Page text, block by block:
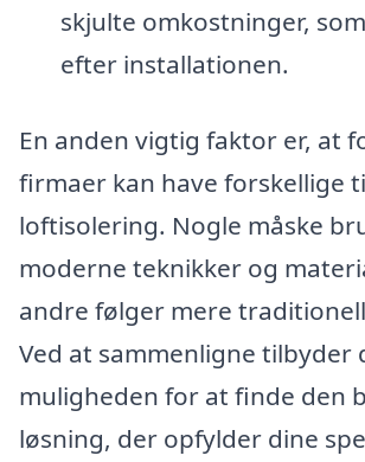
skjulte omkostninger,
efter installationen.
En anden vigtig faktor er, at
firmaer kan have forskellige
loftisolering. Nogle måske
moderne teknikker og
andre følger mere
Ved at sammenligne tilbyder
muligheden for at finde den
løsning, der opfylder dine